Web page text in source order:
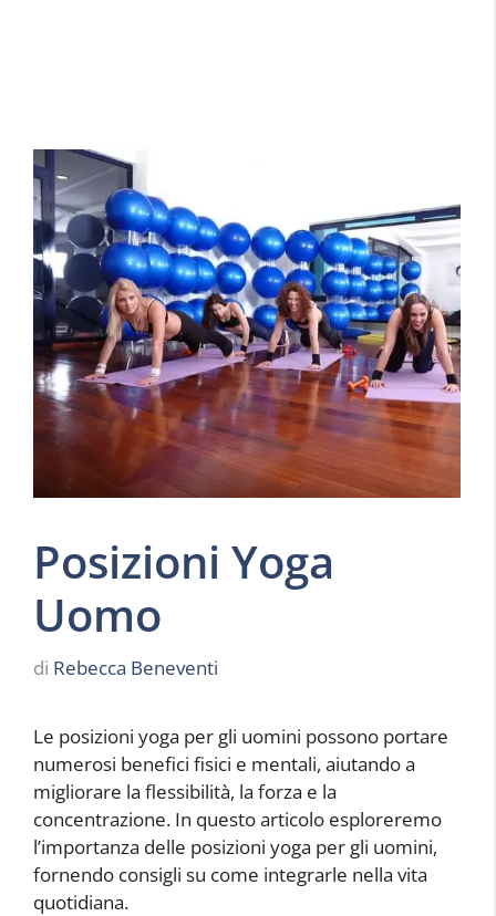
Posizioni Yoga
Uomo
di Rebecca Beneventi
Le posizioni yoga per gli uomini possono portare
numerosi benefici fisici e mentali, aiutando a
migliorare la flessibilità, la forza e la
concentrazione. In questo articolo esploreremo
l’importanza delle posizioni yoga per gli uomini,
fornendo consigli su come integrarle nella vita
quotidiana.